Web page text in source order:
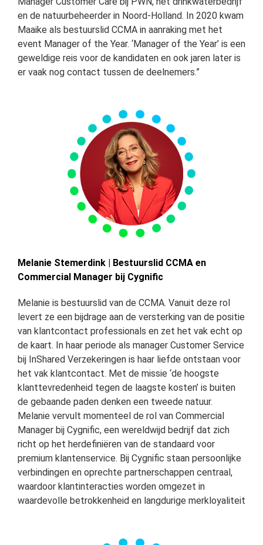
en de natuurbeheerder in Noord-Holland. In 2020 kwam
Maaike als bestuurslid CCMA in aanraking met het
event Manager of the Year. ‘Manager of the Year’ is een
geweldige reis voor de kandidaten en ook jaren later is
er vaak nog contact tussen de deelnemers.”
Melanie Stemerdink | Bestuurslid CCMA en
Commercial Manager bij Cygnific
Melanie is bestuurslid van de CCMA. Vanuit deze rol
levert ze een bijdrage aan de versterking van de positie
van klantcontact professionals en zet het vak echt op
de kaart. In haar periode als manager Customer Service
bij InShared Verzekeringen is haar liefde ontstaan voor
het vak klantcontact. Met de missie ‘de hoogste
klanttevredenheid tegen de laagste kosten’ is buiten
de gebaande paden denken een tweede natuur.
Melanie vervult momenteel de rol van Commercial
Manager bij Cygnific, een wereldwijd bedrijf dat zich
richt op het herdefiniëren van de standaard voor
premium klantenservice. Bij Cygnific staan persoonlijke
verbindingen en oprechte partnerschappen centraal,
waardoor klantinteracties worden omgezet in
waardevolle betrokkenheid en langdurige merkloyaliteit